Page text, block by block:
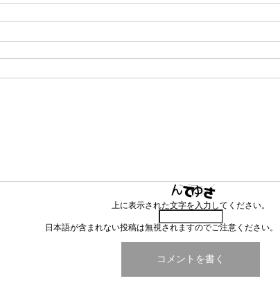
上に表示された文字を入力してください。
日本語が含まれない投稿は無視されますのでご注意ください。